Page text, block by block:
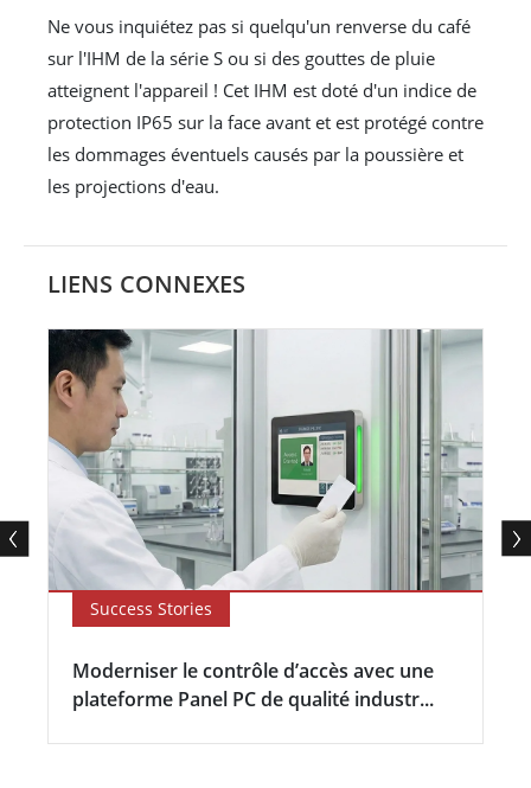
Ne vous inquiétez pas si quelqu'un renverse du café
sur l'IHM de la série S ou si des gouttes de pluie
atteignent l'appareil ! Cet IHM est doté d'un indice de
protection IP65 sur la face avant et est protégé contre
les dommages éventuels causés par la poussière et
les projections d'eau.
LIENS CONNEXES
Success Stories
Moderniser le contrôle d’accès avec une
plateforme Panel PC de qualité industr...